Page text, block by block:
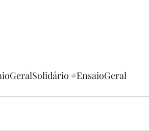
#EnsaioGeral